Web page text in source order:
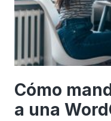
Cómo
a una